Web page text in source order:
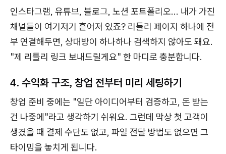
인스타그램, 유튜브, 블로그, 노션 포트폴리오... 내가 가진
채널들이 여기저기 흩어져 있죠? 리틀리 페이지 하나에 전
부 연결해두면, 상대방이 하나하나 검색하지 않아도 돼요.
"제 리틀리 링크 보내드릴게요" 한 마디로 충분합니다.
4. 수익화 구조, 창업 전부터 미리 세팅하기
창업 준비 중에는 "일단 아이디어부터 검증하고, 돈 받는
건 나중에"라고 생각하기 쉬워요. 그런데 막상 첫 고객이
생겼을 때 결제 수단도 없고, 파일 전달 방법도 없으면 그
타이밍을 놓치게 됩니다.